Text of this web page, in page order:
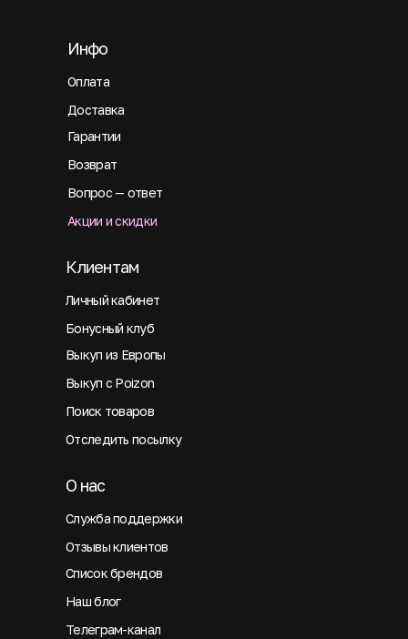
Оплата
Инфо
Доставка
Гарантии
Возврат
Вопрос — ответ
Акции и скидки
Личный кабинет
Клиентам
Бонусный клуб
Выкуп из Европы
Выкуп с Poizon
Поиск товаров
Отследить посылку
Служба поддержки
О нас
Отзывы клиентов
Список брендов
Наш блог
Телеграм-канал